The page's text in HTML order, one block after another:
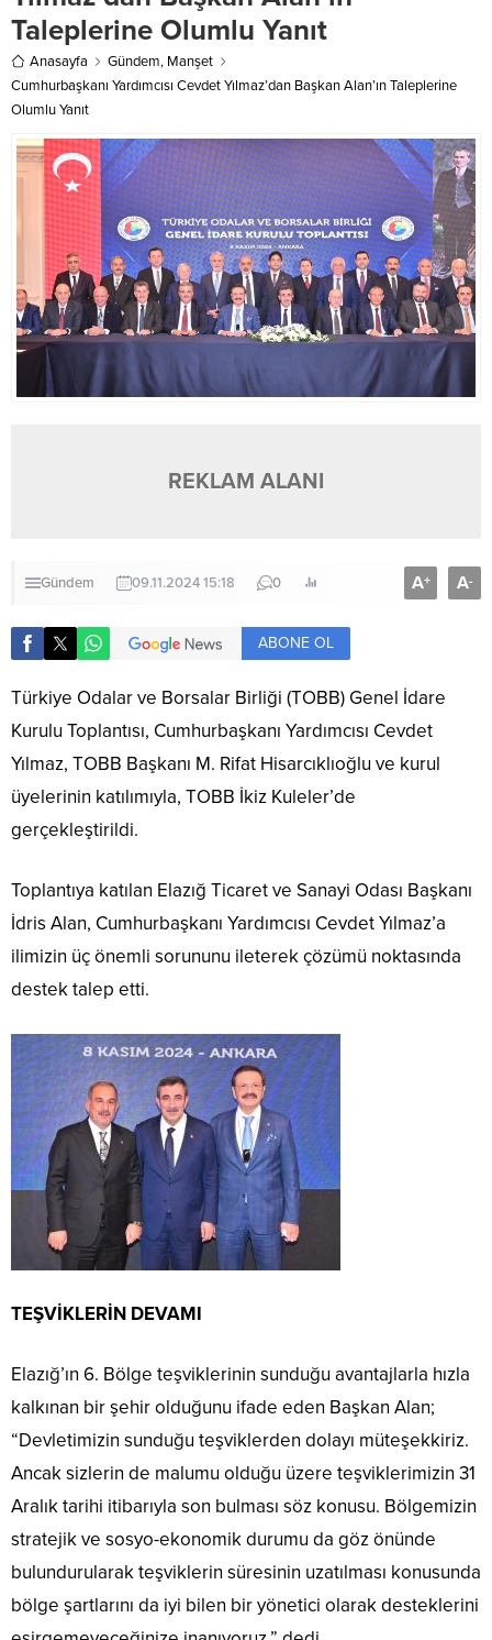
Taleplerine Olumlu Yanıt
Anasayfa Gündem, Manşet
Cumhurbaşkanı Yardımcısı Cevdet Yılmaz’dan Başkan Alan’ın Taleplerine
Olumlu Yanıt
REKLAM ALANI
Gündem 09.11.2024 15:18 0 A+ A-
ABONE OL
Türkiye Odalar ve Borsalar Birliği (TOBB) Genel İdare
Kurulu Toplantısı, Cumhurbaşkanı Yardımcısı Cevdet
Yılmaz, TOBB Başkanı M. Rifat Hisarcıklıoğlu ve kurul
üyelerinin katılımıyla, TOBB İkiz Kuleler’de
gerçekleştirildi.
Toplantıya katılan Elazığ Ticaret ve Sanayi Odası Başkanı
İdris Alan, Cumhurbaşkanı Yardımcısı Cevdet Yılmaz’a
ilimizin üç önemli sorununu ileterek çözümü noktasında
destek talep etti.
TEŞVİKLERİN DEVAMI
Elazığ’ın 6. Bölge teşviklerinin sunduğu avantajlarla hızla
kalkınan bir şehir olduğunu ifade eden Başkan Alan;
“Devletimizin sunduğu teşviklerden dolayı müteşekkiriz.
Ancak sizlerin de malumu olduğu üzere teşviklerimizin 31
Aralık tarihi itibarıyla son bulması söz konusu. Bölgemizin
stratejik ve sosyo-ekonomik durumu da göz önünde
bulundurularak teşviklerin süresinin uzatılması konusunda
bölge şartlarını da iyi bilen bir yönetici olarak desteklerini